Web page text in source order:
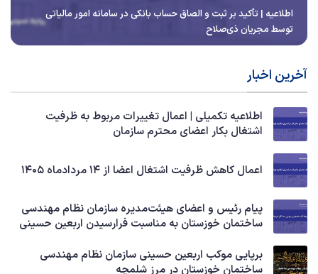
اطلاعیه | تأکید بر ثبت و الصاق حساب بانکی در سامانه امور مالیاتی
توسط مجریان ذی‌صلاح
آخرین اخبار
اطلاعیه تکمیلی | اعمال تغییرات مربوط به ظرفیت
اشتغال بکار اعضای محترم سازمان
اعمال کاهش ظرفیت اشتغال اعضا از ۱۴ مردادماه ۱۴۰۵
پیام رئیس و اعضای هیئت‌مدیره سازمان نظام مهندسی
ساختمان خوزستان به مناسبت فرارسیدن اربعین حسینی
برپایی موکب اربعین حسینی سازمان نظام مهندسی
ساختمان خوزستان در مرز شلمچه